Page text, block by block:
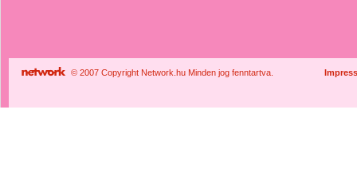
© 2007 Copyright Network.hu Minden jog fenntartva.